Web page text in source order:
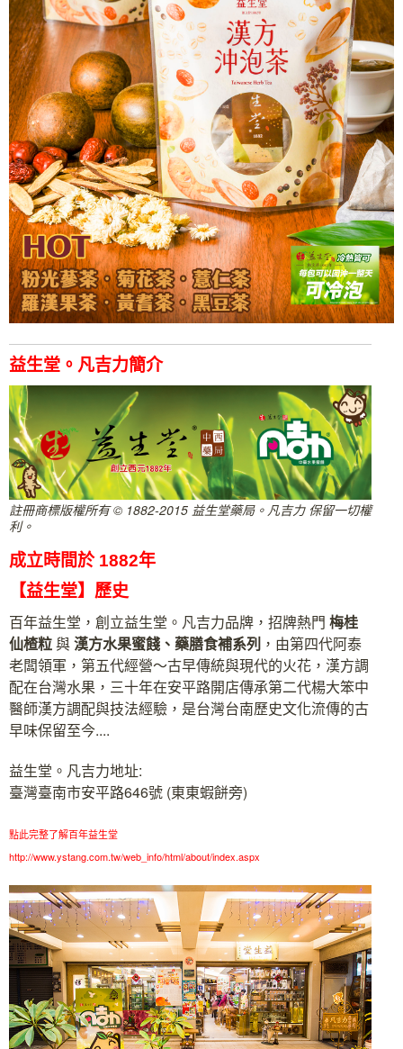
益生堂。凡吉力簡介
註冊商標版權所有 © 1882-2015 益生堂藥局。凡吉力 保留一切權
利。
成立時間於 1882年
【益生堂】歷史
百年益生堂，創立益生堂。凡吉力品牌，招牌熱門 梅桂
仙楂粒與漢方水果蜜餞、藥膳食補系列 ，由第四代阿泰
老闆領軍，第五代經營～古早傳統與現代的火花，漢方調
配在台灣水果，三十年在安平路開店傳承第二代楊大笨中
醫師漢方調配與技法經驗，是台灣台南歷史文化流傳的古
早味保留至今....
益生堂。凡吉力地址:
臺灣臺南市安平路646號 (東東蝦餅旁)
點此完整了解百年益生堂
http://www.ystang.com.tw/web_info/html/about/index.aspx